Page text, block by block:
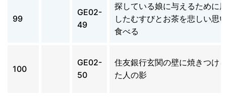
99
GE02-
49
探している娘に与えるために
したむすびとお茶を悲しい思
食べる
100
GE02-
50
住友銀行玄関の壁に焼きつけ
た人の影